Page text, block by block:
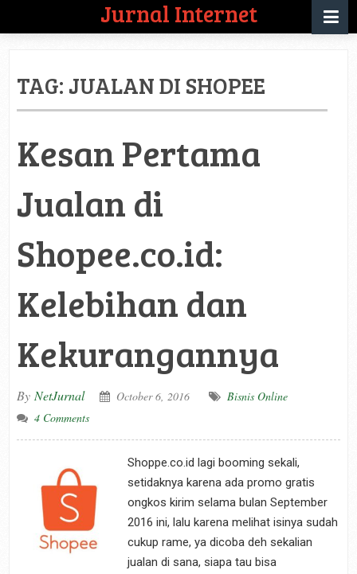
Jurnal Internet
TAG: JUALAN DI SHOPEE
Kesan Pertama
Jualan di
Shopee.co.id:
Kelebihan dan
Kekurangannya
By NetJurnal October 6, 2016
Bisnis Online
4 Comments
Shoppe.co.id lagi booming sekali,
setidaknya karena ada promo gratis
ongkos kirim selama bulan September
2016 ini, lalu karena melihat isinya sudah
cukup rame, ya dicoba deh sekalian
jualan di sana, siapa tau bisa